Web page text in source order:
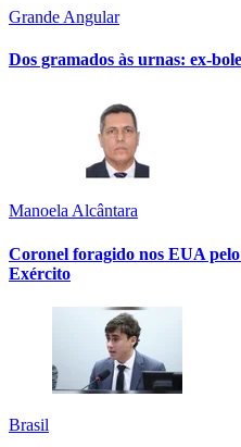
Grande Angular
Dos gramados às urnas: ex-
Manoela Alcântara
Coronel foragido nos EUA
Exército
Brasil